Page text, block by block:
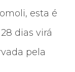
esta é
dias virá
pela